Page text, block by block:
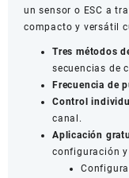
un sensor o ESC a
compacto y versátil
Tres métodos
secuencias de
Frecuencia de
Control
canal.
Aplicación
configuración